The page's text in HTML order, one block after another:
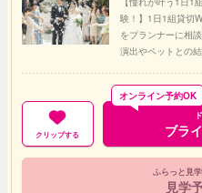
験！】1日1組貸切
をプランナーに相
演出やペットとの
クリップする ブラ
オンライン予約OK
ふらっと見
見学